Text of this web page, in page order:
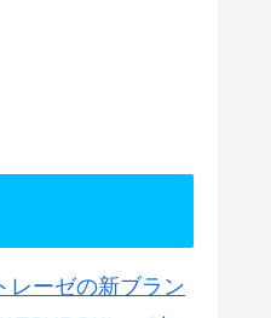
レーゼの新ブラン